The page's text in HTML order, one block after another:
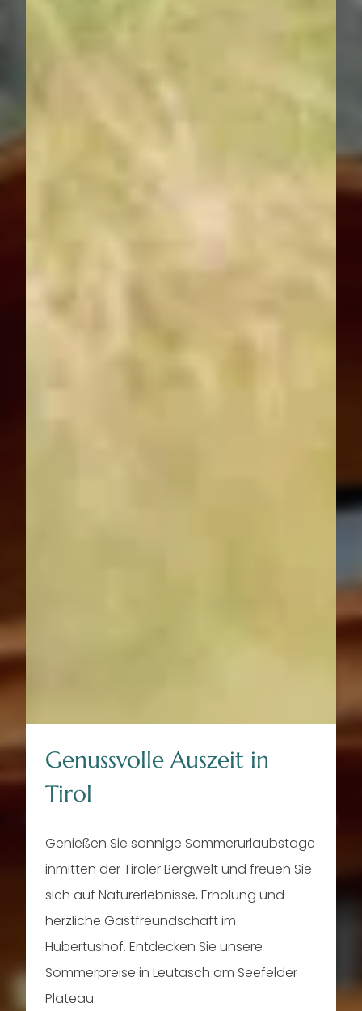
Naturgenuss mit
Herz
Zurück zum Ursprung. Zu den wahren
der Region. Heimische Gerichte und
Kreationen, zum Teil seit Generationen
überliefert.
Genussvolle Auszeit in
Tirol
Genießen Sie sonnige Sommerurlaubstage
inmitten der Tiroler Bergwelt und freuen Sie
sich auf Naturerlebnisse, Erholung und
herzliche Gastfreundschaft im
Hubertushof. Entdecken Sie unsere
Sommerpreise in Leutasch am Seefelder
Plateau: